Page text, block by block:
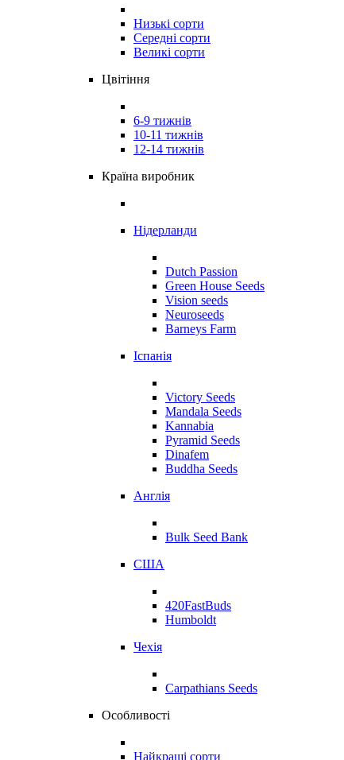
Низькі сорти
Середні сорти
Великі сорти
Цвітіння
6-9 тижнів
10-11 тижнів
12-14 тижнів
Країна виробник
Нідерланди
Dutch Passion
Green House Seeds
Vision seeds
Neuroseeds
Barneys Farm
Іспанія
Victory Seeds
Mandala Seeds
Kannabia
Pyramid Seeds
Dinafem
Buddha Seeds
Англія
Bulk Seed Bank
США
420FastBuds
Humboldt
Чехія
Carpathians Seeds
Особливості
Найкращі сорти